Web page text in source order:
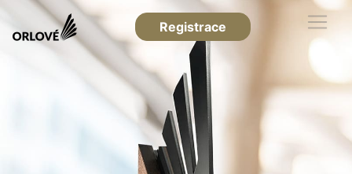
Registrace